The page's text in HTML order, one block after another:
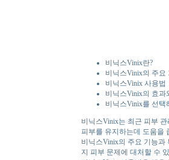
비닉스Vinix란?
비닉스Vinix의 주요
비닉스Vinix 사용법
비닉스Vinix의 효과
비닉스Vinix를 선택
비닉스Vinix는 최근 피부
피부를 유지하는데 도움을
비닉스Vinix의 주요 기능과
지 피부 문제에 대처할 수